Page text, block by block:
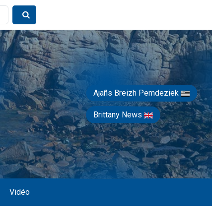
Ajañs Breizh Pemdeziek
Brittany News
Vidéo